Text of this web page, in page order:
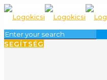
SEGÍTSÉG